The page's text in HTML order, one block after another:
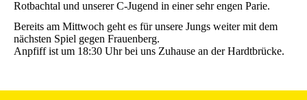
Rotbachtal und unserer C-Jugend in einer sehr engen Parie.
Bereits am Mittwoch geht es für unsere Jungs weiter mit dem
nächsten Spiel gegen Frauenberg.
Anpfiff ist um 18:30 Uhr bei uns Zuhause an der Hardtbrücke.